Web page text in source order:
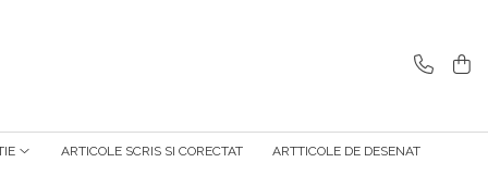
ARTICOLE SCRIS SI CORECTAT ARTTICOLE DE DESENAT